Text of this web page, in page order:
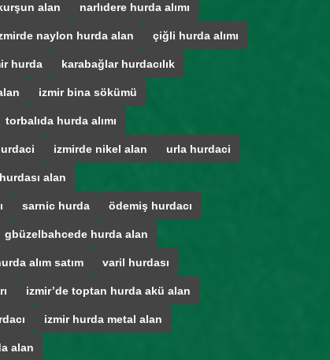
alan narlıdere hurda alımı
naylon hurda alan çiğli hurda alımı
hurda karabağlar hurdacılık
izmir bina sökümü
torbalıda hurda alımı
izmirde nikel alan urla hurdaci
alan
sarnic hurda ödemiş hurdacı
gbüzelbahcede hurda alan
alım satım varil hurdası
izmir’de toptan hurda akü alan
izmir hurda metal alan
alan